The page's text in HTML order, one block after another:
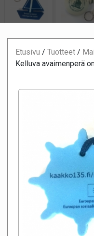
Etusivu / Tuotteet /
Kelluva avaimenperä